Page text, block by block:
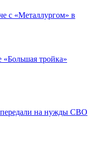
с «Металлургом» в
тройка»
на нужды СВО